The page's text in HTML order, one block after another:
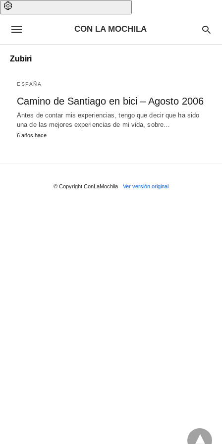
CON LA MOCHILA
Zubiri
ESPAÑA
Camino de Santiago en bici – Agosto 2006
Antes de contar mis experiencias, tengo que decir que ha sido
una de las mejores experiencias de mi vida, sobre…
6 años hace
© Copyright ConLaMochila Ver versión original